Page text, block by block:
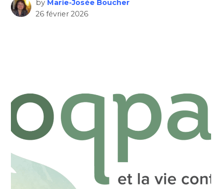
by Marie-Josée Boucher
26 février 2026